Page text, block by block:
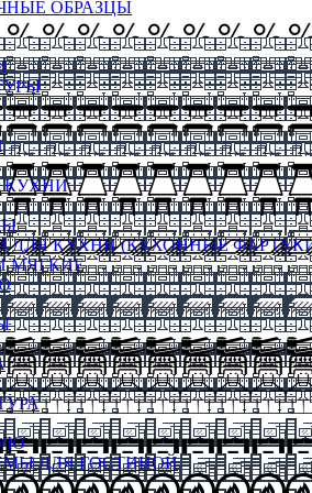
ОБРАЗЦЫ
КУХНИ
ДЛЯ КУХНИ (КУХОННЫЕ
МЯГКИЕ
ДЛЯ ГОСТИНОЙ